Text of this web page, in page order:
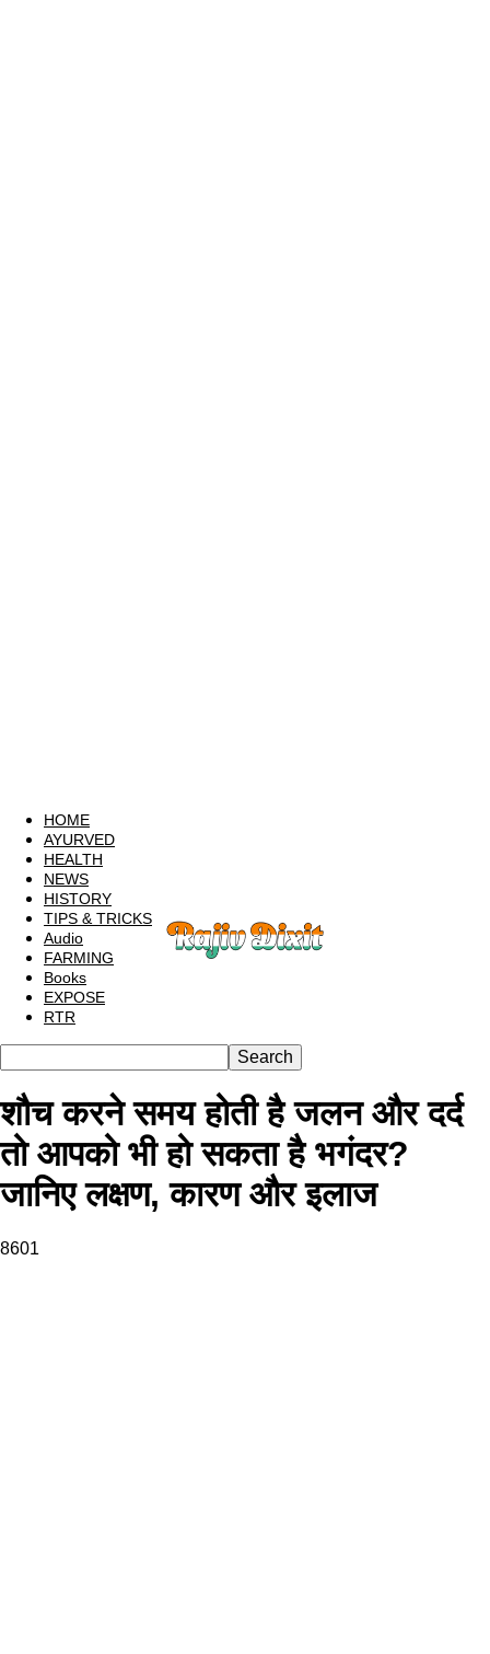
HOME
AYURVED
HEALTH
NEWS
HISTORY
TIPS & TRICKS
Audio
FARMING
Books
EXPOSE
RTR
शौच करने समय होती है जलन और दर्द
तो आपको भी हो सकता है भगंदर?
जानिए लक्षण, कारण और इलाज
8601